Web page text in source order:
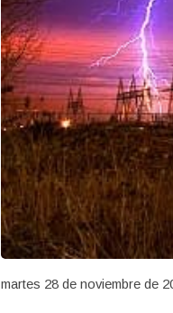
martes 28 de noviembre de